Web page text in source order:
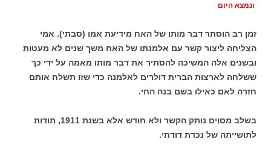
ונמצא היום
זמן רב הוסתר דבר מותו של האח מידיעת אמו (סבתי). אמי
הצליחה ליצור קשר עם אלמנתו של האח משך שנים לא מעטות
ובשנים אלה המשיכה להסתיר את דבר מותו מאמה על ידי כך
ששלחה לארצות הברית דולרים לאלמנה כדי שזו תשלח אותם
חזרה לאם כאילו בשם בנה החי.
בשלב מסוים נותק הקשר ולא חודש אלא בשנת 1911, תודות
לתושייתה של נכדת דודתי.